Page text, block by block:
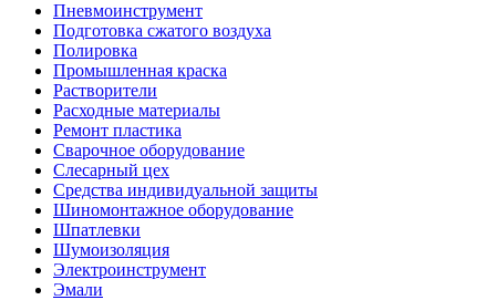
Пневмоинструмент
Подготовка сжатого воздуха
Полировка
Промышленная краска
Растворители
Расходные материалы
Ремонт пластика
Сварочное оборудование
Слесарный цех
Средства индивидуальной защиты
Шиномонтажное оборудование
Шпатлевки
Шумоизоляция
Электроинструмент
Эмали